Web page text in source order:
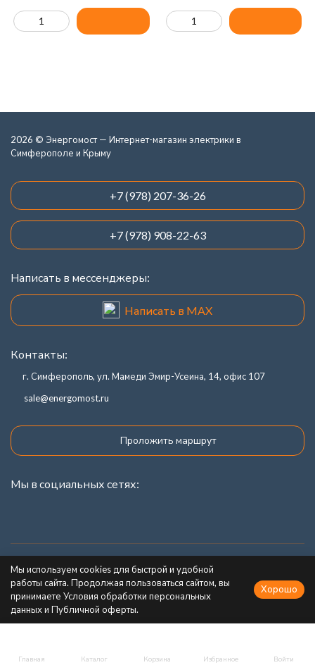
Главная Каталог Корзина Избранное Войти
2026 © Энергомост — Интернет-магазин электрики в
Симферополе и Крыму
+7 (978) 207-36-26
+7 (978) 908-22-63
Написать в мессенджеры:
Написать в MAX
Контакты:
г. Симферополь, ул. Мамеди Эмир-Усеина, 14, офис 107
sale@energomost.ru
Проложить маршрут
Мы в социальных сетях:
Каталог товаров
Информация
Мы используем cookies для быстрой и удобной
работы сайта. Продолжая пользоваться сайтом, вы
принимаете Условия обработки персональных
данных и Публичной оферты.
Хорошо